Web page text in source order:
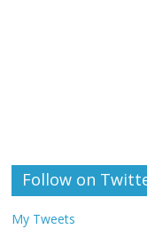
Follow on
My Tweets